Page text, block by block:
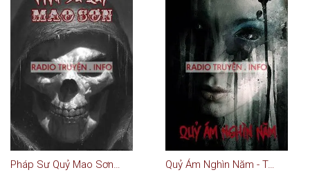
Pháp Sư Quỷ Mao Sơn - Truyện Ma Quỷ Ám Nghìn Năm - Truyện Ma